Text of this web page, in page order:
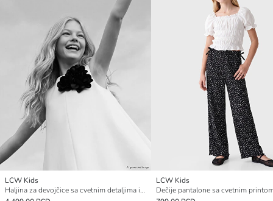
LCW Kids
Haljina za devojčice sa cvetnim detaljima i okruglim izrezom
LCW Kids